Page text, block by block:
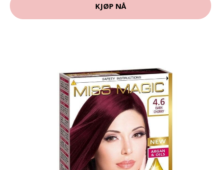
KJØP NÅ